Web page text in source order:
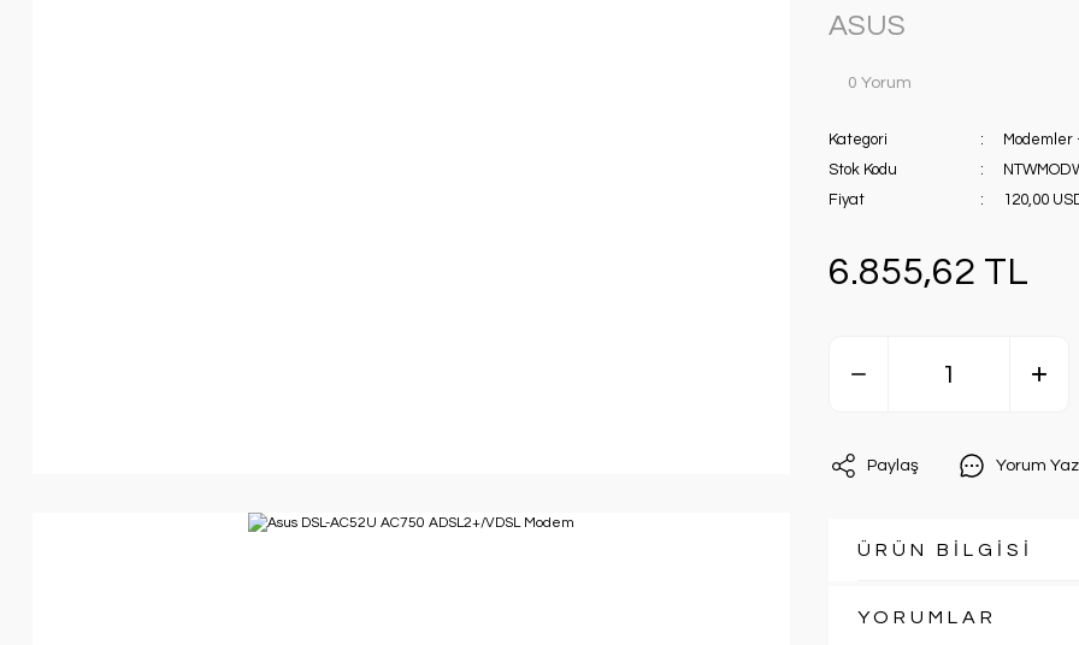
ASUS
0 Yorum
Kategori
Modemler
Stok Kodu
Fiyat
120,00
6.855,62 TL
Paylaş Yorum Yaz
ÜRÜN BİLGİSİ
YORUMLAR